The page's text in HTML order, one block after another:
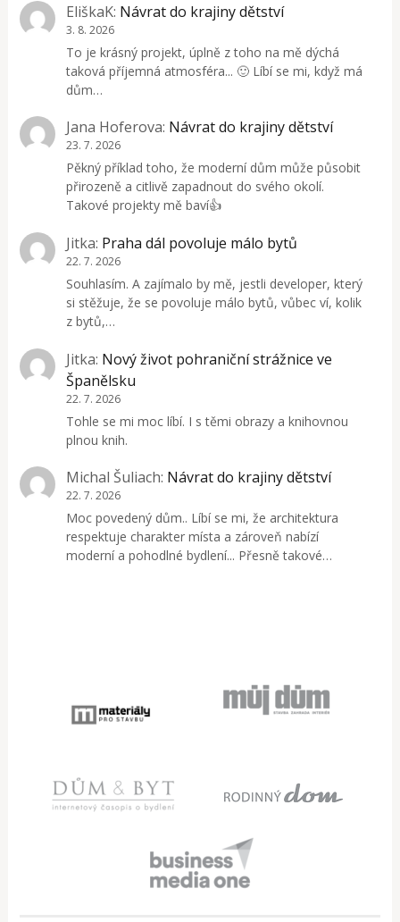
EliškaK: Návrat do krajiny dětství
3. 8. 2026
To je krásný projekt, úplně z toho na mě dýchá
taková příjemná atmosféra... 🙂 Líbí se mi, když má
dům…
Jana Hoferova: Návrat do krajiny dětství
23. 7. 2026
Pěkný příklad toho, že moderní dům může působit
přirozeně a citlivě zapadnout do svého okolí.
Takové projekty mě baví👍
Jitka: Praha dál povoluje málo bytů
22. 7. 2026
Souhlasím. A zajímalo by mě, jestli developer, který
si stěžuje, že se povoluje málo bytů, vůbec ví, kolik
z bytů,…
Jitka: Nový život pohraniční strážnice ve
Španělsku
22. 7. 2026
Tohle se mi moc líbí. I s těmi obrazy a knihovnou
plnou knih.
Michal Šuliach: Návrat do krajiny dětství
22. 7. 2026
Moc povedený dům.. Líbí se mi, že architektura
respektuje charakter místa a zároveň nabízí
moderní a pohodlné bydlení... Přesně takové…